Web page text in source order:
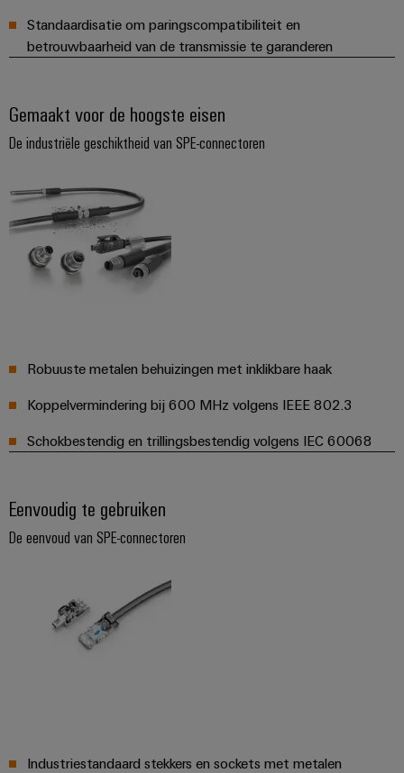
Standaardisatie om paringscompatibiliteit en
betrouwbaarheid van de transmissie te garanderen
Gemaakt voor de hoogste eisen
De industriële geschiktheid van SPE-connectoren
Robuuste metalen behuizingen met inklikbare haak
Koppelvermindering bij 600 MHz volgens IEEE 802.3
Schokbestendig en trillingsbestendig volgens IEC 60068
Eenvoudig te gebruiken
De eenvoud van SPE-connectoren
Industriestandaard stekkers en sockets met metalen